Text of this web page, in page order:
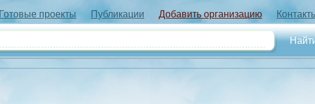
Готовые проекты Публикации Добавить организацию